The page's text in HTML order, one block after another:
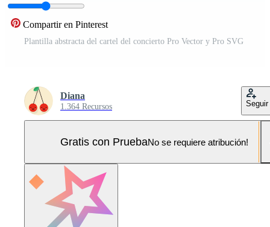
Compartir en Pinterest
Plantilla abstracta del cartel del concierto Pro Vector y Pro SVG
Diana
1.364 Recursos Seguir
Gratis con PruebaNo se requiere atribución!